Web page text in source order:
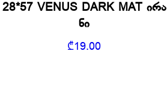
28*57 VENUS DARK MAT ირა
ნი
₾19.00